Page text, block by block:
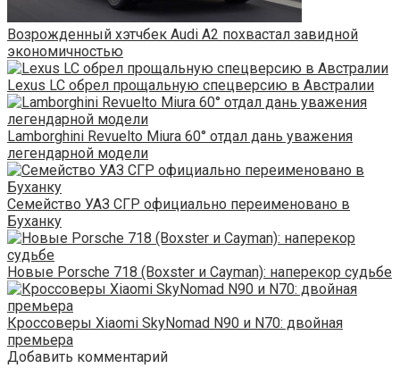
Возрожденный хэтчбек Audi A2 похвастал завидной
экономичностью
Lexus LC обрел прощальную спецверсию в Австралии
Lamborghini Revuelto Miura 60° отдал дань уважения
легендарной модели
Семейство УАЗ СГР официально переименовано в
Буханку
Новые Porsche 718 (Boxster и Cayman): наперекор судьбе
Кроссоверы Xiaomi SkyNomad N90 и N70: двойная
премьера
Добавить комментарий